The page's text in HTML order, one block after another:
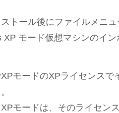
トール後にファイルメニ
XP モード仮想マシンのイ
モードのXPライセンスで
モードは、そのライセン